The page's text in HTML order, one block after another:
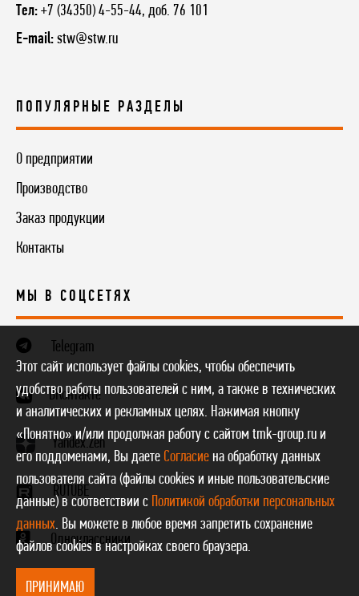
Тел: +7 (34350) 4-55-44, доб. 76 101
E-mail: stw@stw.ru
ПОПУЛЯРНЫЕ РАЗДЕЛЫ
О предприятии
Производство
Заказ продукции
Контакты
МЫ В СОЦСЕТЯХ
Telegram
ВКонтакте
Yandex.Zen
RUTUBE
Одноклассники
Этот сайт использует файлы cookies, чтобы обеспечить
удобство работы пользователей с ним, а также в технических
и аналитических и рекламных целях. Нажимая кнопку
«Понятно» и/или продолжая работу с сайтом tmk-group.ru и
его поддоменами, Вы даете Согласие на обработку данных
пользователя сайта (файлы cookies и иные пользовательские
данные) в соответствии с Политикой обработки персональных
данных. Вы можете в любое время запретить сохранение
файлов cookies в настройках своего браузера.
ПРИНИМАЮ